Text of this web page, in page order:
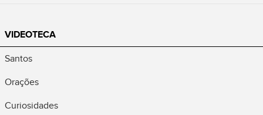
VIDEOTECA
Santos
Orações
Curiosidades